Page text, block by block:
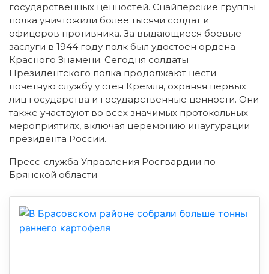
государственных ценностей. Снайперские группы
полка уничтожили более тысячи солдат и
офицеров противника. За выдающиеся боевые
заслуги в 1944 году полк был удостоен ордена
Красного Знамени. Сегодня солдаты
Президентского полка продолжают нести
почётную службу у стен Кремля, охраняя первых
лиц государства и государственные ценности. Они
также участвуют во всех значимых протокольных
мероприятиях, включая церемонию инаугурации
президента России.
Пресс-служба Управления Росгвардии по
Брянской области